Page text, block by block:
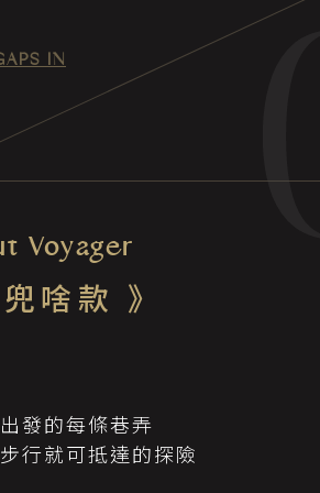
IN
Voyager
啥款 》
發的每條巷弄
行就可抵達的探險